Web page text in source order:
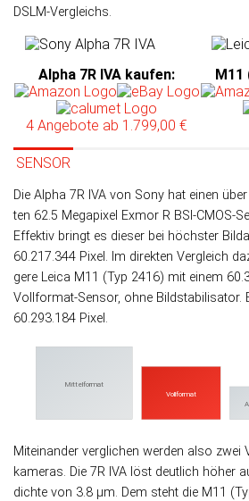
DSLM-Vergleichs.
Alpha 7R IVA kaufen:
4 Angebote ab 1.799,00 €
M11
SENSOR
Die Alpha 7R IVA von Sony hat einen
ten 62.5 Mega­pixel Exmor R BSI-CMOS-
Effek­tiv bringt es die­ser bei höchs­ter
60.217.344 Pixel. Im direk­ten Ver­gleich
gere Leica M11 (Typ 2416) mit einem
Voll­format-Sensor, ohne Bild­sta­bi­li­sa­tor.
60.293.184 Pixel.
Mittelformat
Vollformat
Miteinander verglichen werden also
kameras. Die 7R IVA löst deut­lich höher
dichte von 3.8 µm. Dem steht die M11